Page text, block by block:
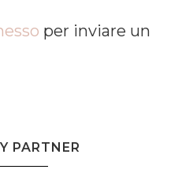
per inviare un
PARTNER